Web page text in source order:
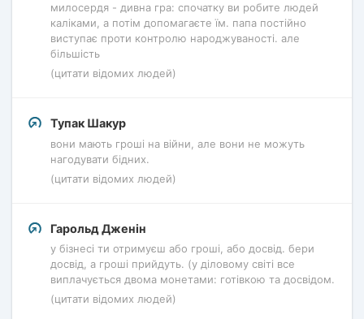
милосердя - дивна гра: спочатку ви робите людей
каліками, а потім допомагаєте їм. папа постійно
виступає проти контролю народжуваності. але
більшість
(цитати відомих людей)
Тупак Шакур
вони мають гроші на війни, але вони не можуть
нагодувати бідних.
(цитати відомих людей)
Гарольд Дженін
у бізнесі ти отримуєш або гроші, або досвід. бери
досвід, а гроші прийдуть. (у діловому світі все
виплачується двома монетами: готівкою та досвідом.
(цитати відомих людей)